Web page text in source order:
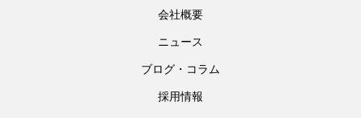
会社概要
ニュース
ブログ・コラム
採用情報